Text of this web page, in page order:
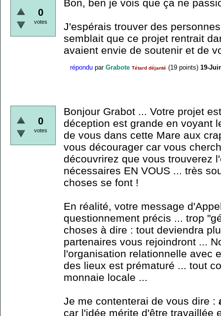
0
votes
Bon, ben je vois que ça ne
J'espérais trouver des
semblait que ce projet rentrait
avaient envie de soutenir et de
répondu par Grabote Tétard déjanté (19 points) 19-
0
votes
Bonjour Grabot ... Votre projet
déception est grande en voyant
de vous dans cette Mare aux
vous décourager car vous
découvrirez que vous trouverez
nécessaires EN VOUS ... très
choses se font !
En réalité, votre message
questionnement précis ... trop
choses à dire : tout deviendra
partenaires vous rejoindront ...
l'organisation relationnelle avec
des lieux est prématuré ... tout
monnaie locale ...
Je me contenterai de vous dire :
car l'idée mérite d'être travaillée